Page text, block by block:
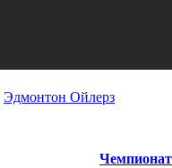
Эдмонтон Ойлерз